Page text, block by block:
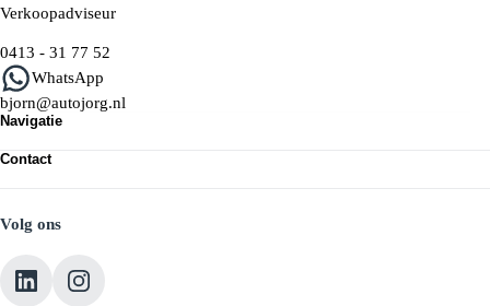
Verkoopadviseur
0413 - 31 77 52
WhatsApp
bjorn@autojorg.nl
Navigatie
Full Operational Lease
Contact
Volg ons